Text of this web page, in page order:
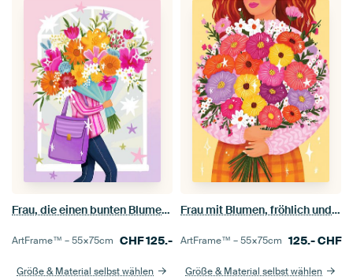
Frau, die einen bunten Blumenstrauß in Rosa und Lila hält
ArtFrame™ –55×75cm CHF125.-
Größe & Material selbst wählen
Frau mit Blumen, fröhlich und farbenfroh
ArtFrame™ –55×75cm 125.-CHF
Größe & Material selbst wählen